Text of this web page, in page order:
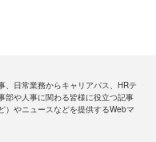
、日常業務からキャリアパス、HRテ
部や人事に関わる皆様に役立つ記事
）やニュースなどを提供するWebマ